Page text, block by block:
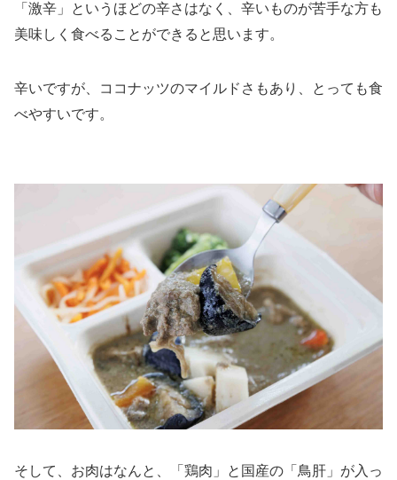
「激辛」というほどの辛さはなく、辛いものが苦手な方も
美味しく食べることができると思います。
辛いですが、ココナッツのマイルドさもあり、とっても食
べやすいです。
そして、お肉はなんと、「鶏肉」と国産の「鳥肝」が入っ